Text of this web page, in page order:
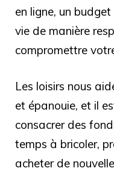
en ligne, un
vie de manière
compromettre
Les loisirs nous
et épanouie, et il
consacrer des
temps à bricoler,
acheter de